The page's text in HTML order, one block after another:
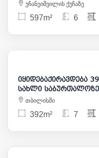
უჩანეიშვილის ქუჩაზე
597m² 6
იყიდებაქირავდება
სახლი საბურთალოზე
თბილისში
392m² 7